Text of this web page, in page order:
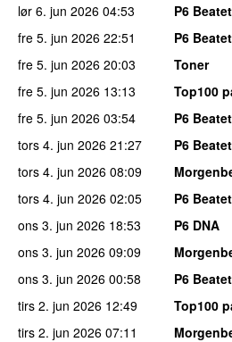
lør 6. jun 2026 04:53
P6 Beatet
fre 5. jun 2026 22:51
P6 Beatet
fre 5. jun 2026 20:03
Toner
fre 5. jun 2026 13:13
Top100
fre 5. jun 2026 03:54
P6 Beatet
tors 4. jun 2026 21:27
P6 Beatet
tors 4. jun 2026 08:09
tors 4. jun 2026 02:05
P6 Beatet
ons 3. jun 2026 18:53
P6 DNA
ons 3. jun 2026 09:09
ons 3. jun 2026 00:58
P6 Beatet
tirs 2. jun 2026 12:49
Top100
tirs 2. jun 2026 07:11